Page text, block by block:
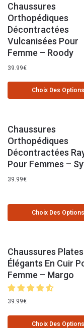
Chaussures
Orthopédiques
Décontractées
Vulcanisées Pour
Femme – Roody
39.99€
Choix Des Options
Chaussures
Orthopédiques
Décontractées
Pour Femmes –
39.99€
Choix Des Options
Chaussures Plates
Élégants En Cuir
Femme – Margo
39.99€
Choix Des Options